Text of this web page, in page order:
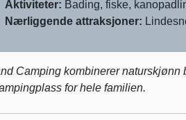
Aktiviteter: Bading, fiske,
Nærliggende attraksjoner:
Camping kombinerer naturskjønn
for hele familien.